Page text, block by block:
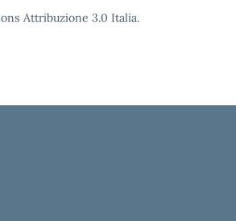
Attribuzione 3.0 Italia.